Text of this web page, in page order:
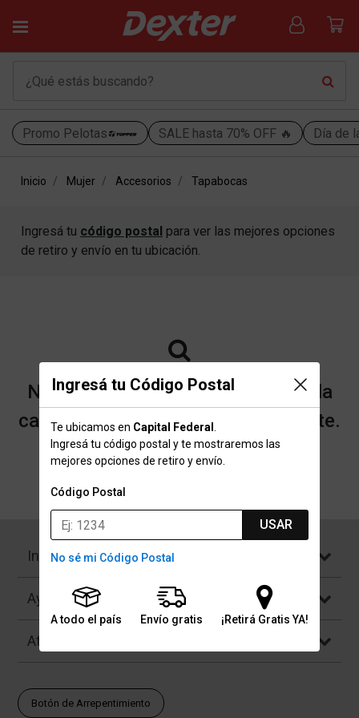
Promo Pelotas SALE hasta 70% OFF 🔥 Día de
Ingresá tu Código Postal
Te ubicamos en Capital Federal
Ingresá tu código postal y te mostraremos las
mejores opciones de retiro y envío.
Código Postal
USAR
No sé mi Código Postal
A todo el país Envío gratis ¡Retirá Gratis YA!
Inicio Mujer Accesorios Tapabocas
Ingresá tu código postal para ver las mejores opciones
de retiro y envío en tu ubicación.
No encontramos resultados para la
categoría "Tapabocas" que buscaste.
Institucional
Ayuda
Atención al Cliente
Botón de Arrepentimiento